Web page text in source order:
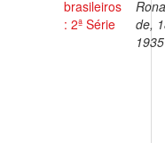
brasileiros
: 2ª Série
de,
1935